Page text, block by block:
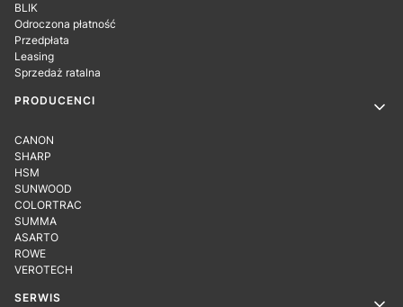
BLIK
Odroczona płatność
Przedpłata
Leasing
Sprzedaż ratalna
PRODUCENCI
CANON
SHARP
HSM
SUNWOOD
COLORTRAC
SUMMA
ASARTO
ROWE
VEROTECH
SERWIS